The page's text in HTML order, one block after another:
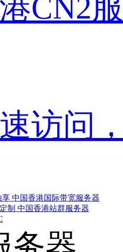
CN2
访问
享 中国香港国际带宽服务器
制 中国香港站群服务器